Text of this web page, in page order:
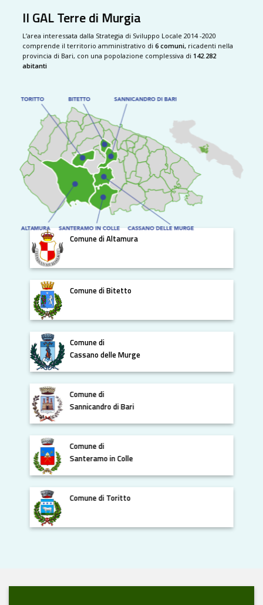
Il GAL Terre di Murgia
L’area interessata dalla Strategia di Sviluppo Locale 2014 -2020
comprende il territorio amministrativo di6 comuni, ricadenti nella
provincia di Bari, con una popolazione complessiva di 142.282
abitanti
Comune di Altamura
Comune di Bitetto
Comune di
Cassano delle Murge
Comune di
Sannicandro di Bari
Comune di
Santeramo in Colle
Comune di Toritto